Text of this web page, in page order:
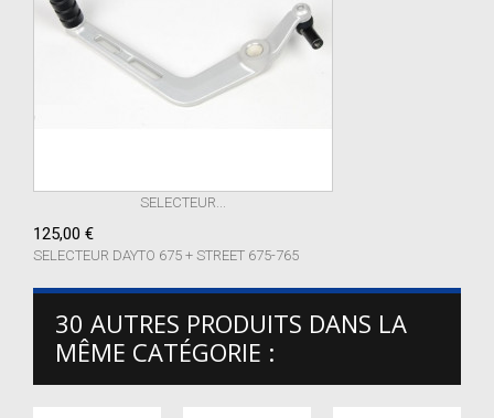
SELECTEUR...
125,00 €
SELECTEUR DAYTO 675 + STREET 675-765
30 AUTRES PRODUITS DANS LA
MÊME CATÉGORIE :